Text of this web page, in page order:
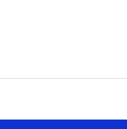
to the use of cookies by